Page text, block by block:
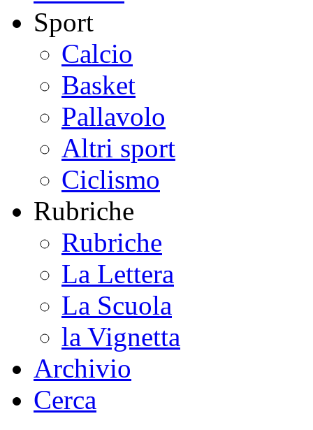
Sport
Calcio
Basket
Pallavolo
Altri sport
Ciclismo
Rubriche
Rubriche
La Lettera
La Scuola
la Vignetta
Archivio
Cerca